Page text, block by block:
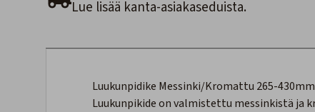
Lue lisää kanta-asiakaseduista.
Luukunpidike Messinki/Kromattu 265-430mm
Luukunpikide on valmistettu messinkistä ja